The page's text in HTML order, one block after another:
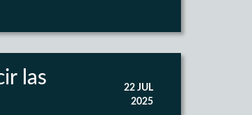
las
22 JUL
2025